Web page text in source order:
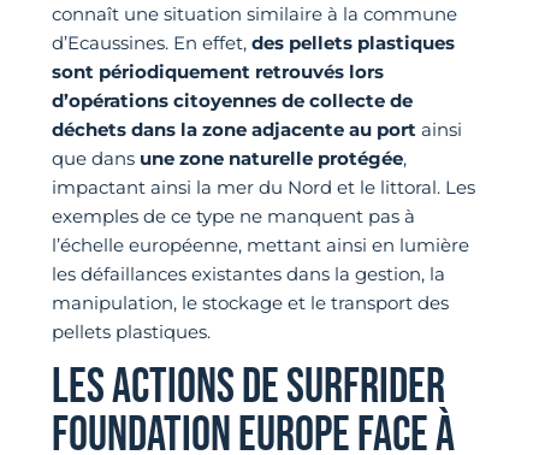
connaît une situation similaire à la commune
d’Ecaussines. En effet, des pellets plastiques
sont périodiquement retrouvés lors
d’opérations citoyennes de collecte de
déchets dans la zone adjacente au portainsi
que dans une zone naturelle protégée,
impactant ainsi la mer du Nord et le littoral. Les
exemples de ce type ne manquent pas à
l’échelle européenne, mettant ainsi en lumière
les défaillances existantes dans la gestion, la
manipulation, le stockage et le transport des
pellets plastiques.
LES ACTIONS DE SURFRIDER
FOUNDATION EUROPE FACE À